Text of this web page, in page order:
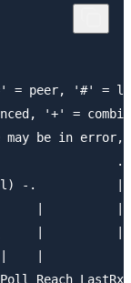
= peer, '#' =
'+' =
be in
.-
-.           |
|          |
|
Reach LastRx